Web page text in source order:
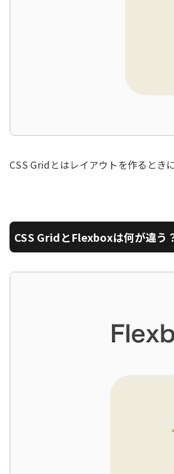
CSS Gridとはレイアウトを作るとき
CSS GridとFlexboxは何が違う